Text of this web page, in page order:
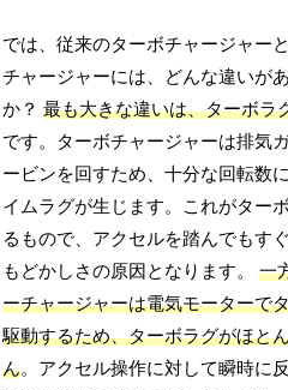
では、従来のターボチャージャー
チャージャーには、どんな違いが
か？最も大きな違いは、ターボラ
です。ターボチャージャーは排気
ービンを回すため、十分な回転数
イムラグが生じます。これがター
るもので、アクセルを踏んでもす
もどかしさの原因となります。一
ーチャージャーは電気モーターで
駆動するため、ターボラグがほと
ん。アクセル操作に対して瞬時に